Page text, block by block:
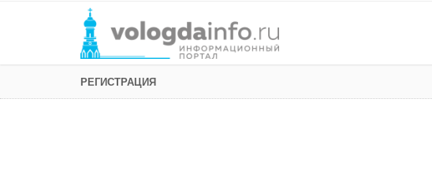
РЕГИСТРАЦИЯ